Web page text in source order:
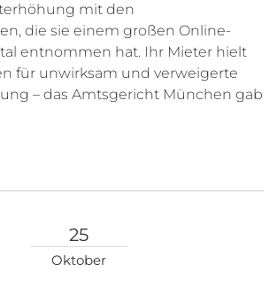
mit den
die sie einem großen Online-
entnommen hat. Ihr Mieter hielt
für unwirksam und verweigerte
– das Amtsgericht München gab
25
Oktober